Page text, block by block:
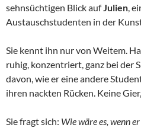
sehnsüchtigen Blick aufJulien,
Austauschstudenten in der
Sie kennt ihn nur von Weitem.
ruhig, konzentriert, ganz bei der
davon, wie er eine andere
ihren nackten Rücken. Keine
Sie fragt sich: Wie wäre es, wenn